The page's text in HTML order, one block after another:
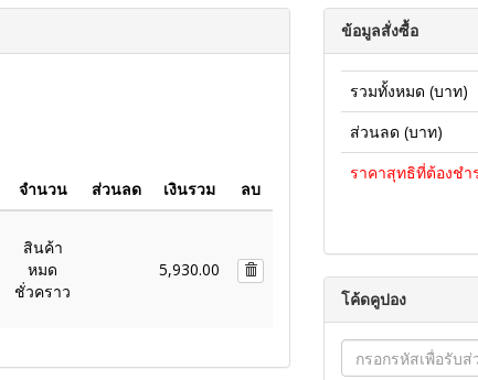
จำนวน ส่วนลด เงินรวม ลบ
สินค้า
หมด
ชั่วคราว
5,930.00
ข้อมูลสั่งซื้อ
รวมทั้งหมด (บาท)
ส่วนลด (บาท)
ราคาสุทธิที่ต้องชำ
โค้ดคูปอง